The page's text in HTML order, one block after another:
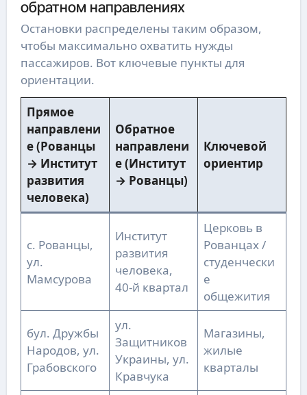
обратном направлениях
Остановки распределены таким образом,
чтобы максимально охватить нужды
пассажиров. Вот ключевые пункты для
ориентации.
Прямое
направлени
е (Рованцы
→ Институт
развития
человека)
Обратное
направлени
е (Институт
→ Рованцы)
Ключевой
ориентир
с. Рованцы,
ул.
Мамсурова
Институт
развития
человека,
40-й квартал
Церковь в
Рованцах /
студенчески
е
общежития
бул. Дружбы
Народов, ул.
Грабовского
ул.
Защитников
Украины, ул.
Кравчука
Магазины,
жилые
кварталы